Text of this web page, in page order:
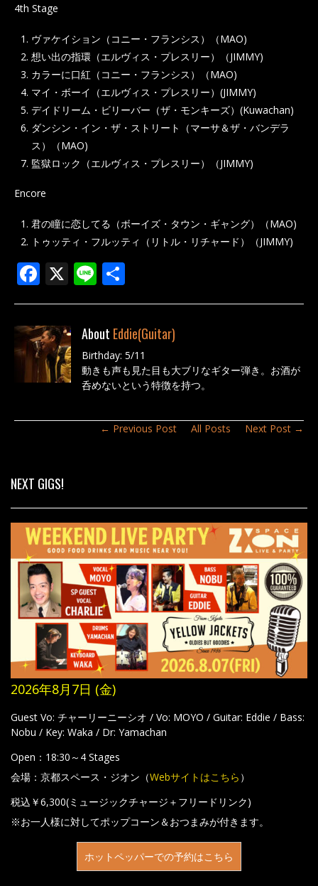
4th Stage
ヴァケイション（コニー・フランシス）（MAO)
想い出の指環（エルヴィス・プレスリー）（JIMMY)
カラーに口紅（コニー・フランシス）（MAO)
マイ・ボーイ（エルヴィス・プレスリー）(JIMMY)
デイドリーム・ビリーバー（ザ・モンキーズ）(Kuwachan)
ダンシン・イン・ザ・ストリート（マーサ＆ザ・バンデラ
ス）（MAO)
監獄ロック（エルヴィス・プレスリー）（JIMMY)
Encore
君の瞳に恋してる（ボーイズ・タウン・ギャング）（MAO)
トゥッティ・フルッティ（リトル・リチャード）（JIMMY)
F
ac
e
b
o
o
X Li
n 有
About Eddie(Guitar)
Birthday: 5/11
動きも声も見た目も大ブリなギター弾き。お酒が
呑めないという特徴を持つ。
← Previous Post All Posts Next Post →
NEXT GIGS!
2026年8月7日 (金)
Guest Vo: チャーリーニーシオ / Vo: MOYO / Guitar: Eddie / Bass:
Nobu / Key: Waka / Dr: Yamachan
Open：18:30～4 Stages
会場：京都スペース・ジオン（Webサイトはこちら ）
税込￥6,300(ミュージックチャージ＋フリードリンク)
※お一人様に対してポップコーン＆おつまみが付きます。
ホットペッパーでの予約はこちら